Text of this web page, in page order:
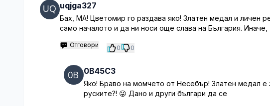
uqjga327
Бах, МА! Цветомир го раздава яко! Златен медал и личен
само началото и да ни носи още слава на България. Иначе,
Отговори 0 0
0B45C3
Яко! Браво на момчето от Несебър! Златен медал е
руските?! 😜 Дано и други българи да се